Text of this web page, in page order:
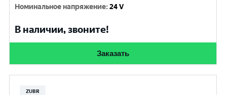
Номинальное напряжение:24 V
В наличии, звоните!
Заказать
ZUBR